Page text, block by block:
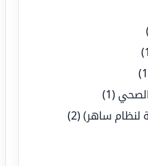
(1)
لنظام ساهر)(2)